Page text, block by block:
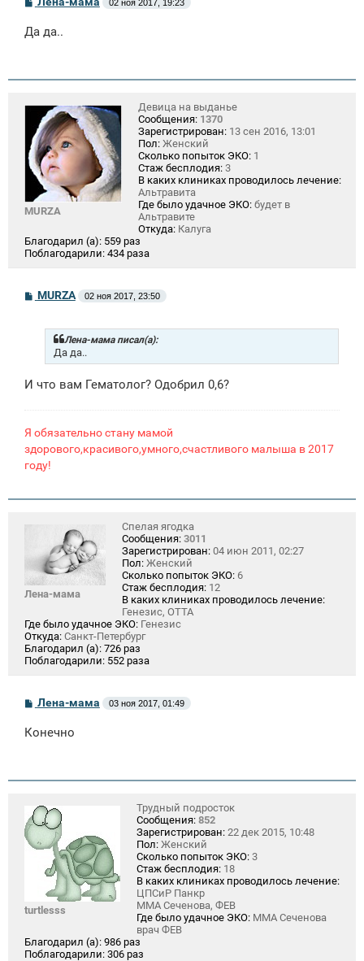
о
б
и
02 ноя 2017, 19:23
Да да..
MURZA
Девица на выданье
Сообщения: 1370
Зарегистрирован: 13 сен 2016, 13:01
Пол: Женский
Сколько попыток ЭКО: 1
Стаж бесплодия: 3
В каких клиниках проводилось лечение:
Альтравита
Где было удачное ЭКО: будет в
Альтравите
Откуда: Калуга
Благодарил (а): 559 раз
Поблагодарили: 434 раза
С
о
е
MURZA 02 ноя 2017, 23:50
Лена-мама писал(а):
Да да..
И что вам Гематолог? Одобрил 0,6?
Я обязательно стану мамой
здорового,красивого,умного,счастливого малыша в 2017
году!
Лена-мама
Спелая ягодка
Сообщения: 3011
Зарегистрирован: 04 июн 2011, 02:27
Пол: Женский
Сколько попыток ЭКО: 6
Стаж бесплодия: 12
В каких клиниках проводилось лечение:
Генезис, ОТТА
Где было удачное ЭКО: Генезис
Откуда: Санкт-Петербург
Благодарил (а): 726 раз
Поблагодарили: 552 раза
С
о
б
и
Лена-мама 03 ноя 2017, 01:49
Конечно
turtlesss
Трудный подросток
Сообщения: 852
Зарегистрирован: 22 дек 2015, 10:48
Пол: Женский
Сколько попыток ЭКО: 3
Стаж бесплодия: 18
В каких клиниках проводилось лечение:
ЦПСиР Панкр
ММА Сеченова, ФЕВ
Где было удачное ЭКО: ММА Сеченова
врач ФЕВ
Благодарил (а): 986 раз
Поблагодарили: 306 раз